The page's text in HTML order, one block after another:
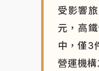
受影響
元，高
中，僅3
營運機